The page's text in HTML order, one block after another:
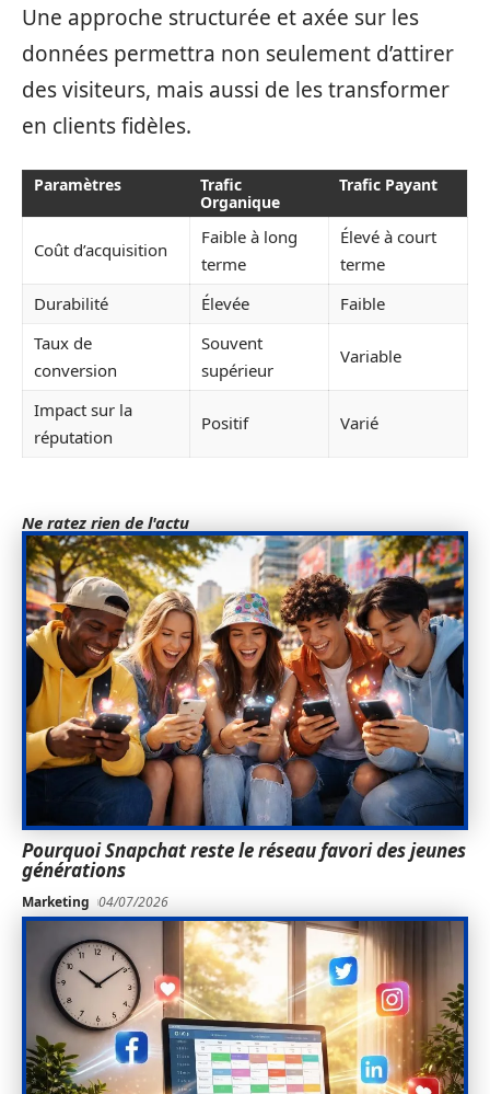
Une approche structurée et axée sur les
données permettra non seulement d’attirer
des visiteurs, mais aussi de les transformer
en clients fidèles.
Paramètres
Trafic
Organique
Trafic Payant
Coût d’acquisition
Faible à long
terme
Élevé à court
terme
Durabilité
Élevée
Faible
Taux de
conversion
Souvent
supérieur
Variable
Impact sur la
réputation
Positif Varié
Ne ratez rien de l'actu
Pourquoi Snapchat reste le réseau favori des jeunes
générations
Marketing 04/07/2026